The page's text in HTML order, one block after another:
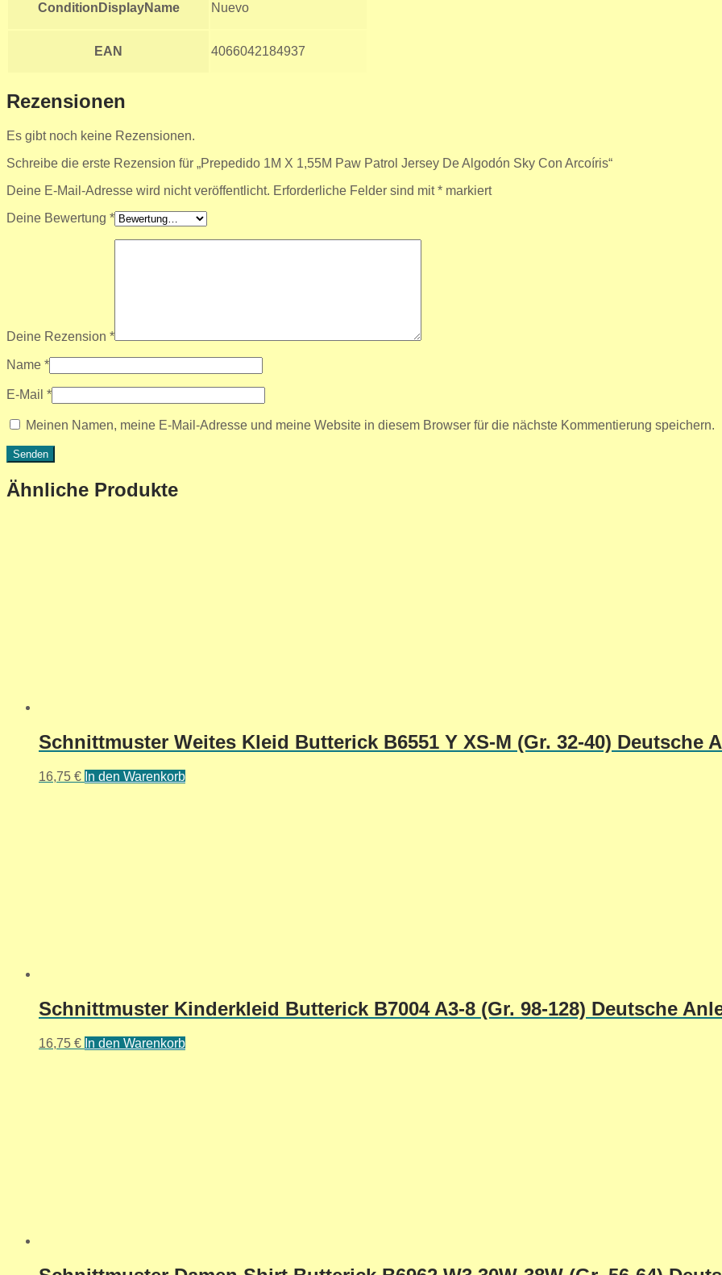
ConditionDisplayName Nuevo
EAN 4066042184937
Rezensionen
Es gibt noch keine Rezensionen.
Schreibe die erste Rezension für „Prepedido 1M X 1,55M Paw Patrol Jersey De Algodón Sky Con Arcoíris“
Deine E-Mail-Adresse wird nicht veröffentlicht. Erforderliche Felder sind mit* markiert
Deine Bewertung *
Deine Rezension *
Name *
E-Mail *
Meinen Namen, meine E-Mail-Adresse und meine Website in diesem Browser für die nächste Kommentierung speichern.
Ähnliche Produkte
Schnittmuster Weites Kleid Butterick B6551 Y XS-M (Gr. 32-40) Deutsche
16,75 € In den Warenkorb
Schnittmuster Kinderkleid Butterick B7004 A3-8 (Gr. 98-128) Deutsche
16,75 € In den Warenkorb